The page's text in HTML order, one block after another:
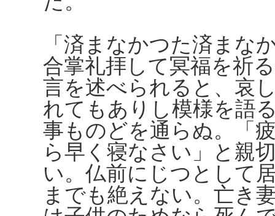
「済まなかつた済まな
合掌礼拝して冥福を祈
言を述べられると、哀
れてもありし模様を語
事ものどを通らぬ。「
ら早く寝なさい」と親
い。仏前にじつとして
までも絶えない。亡き